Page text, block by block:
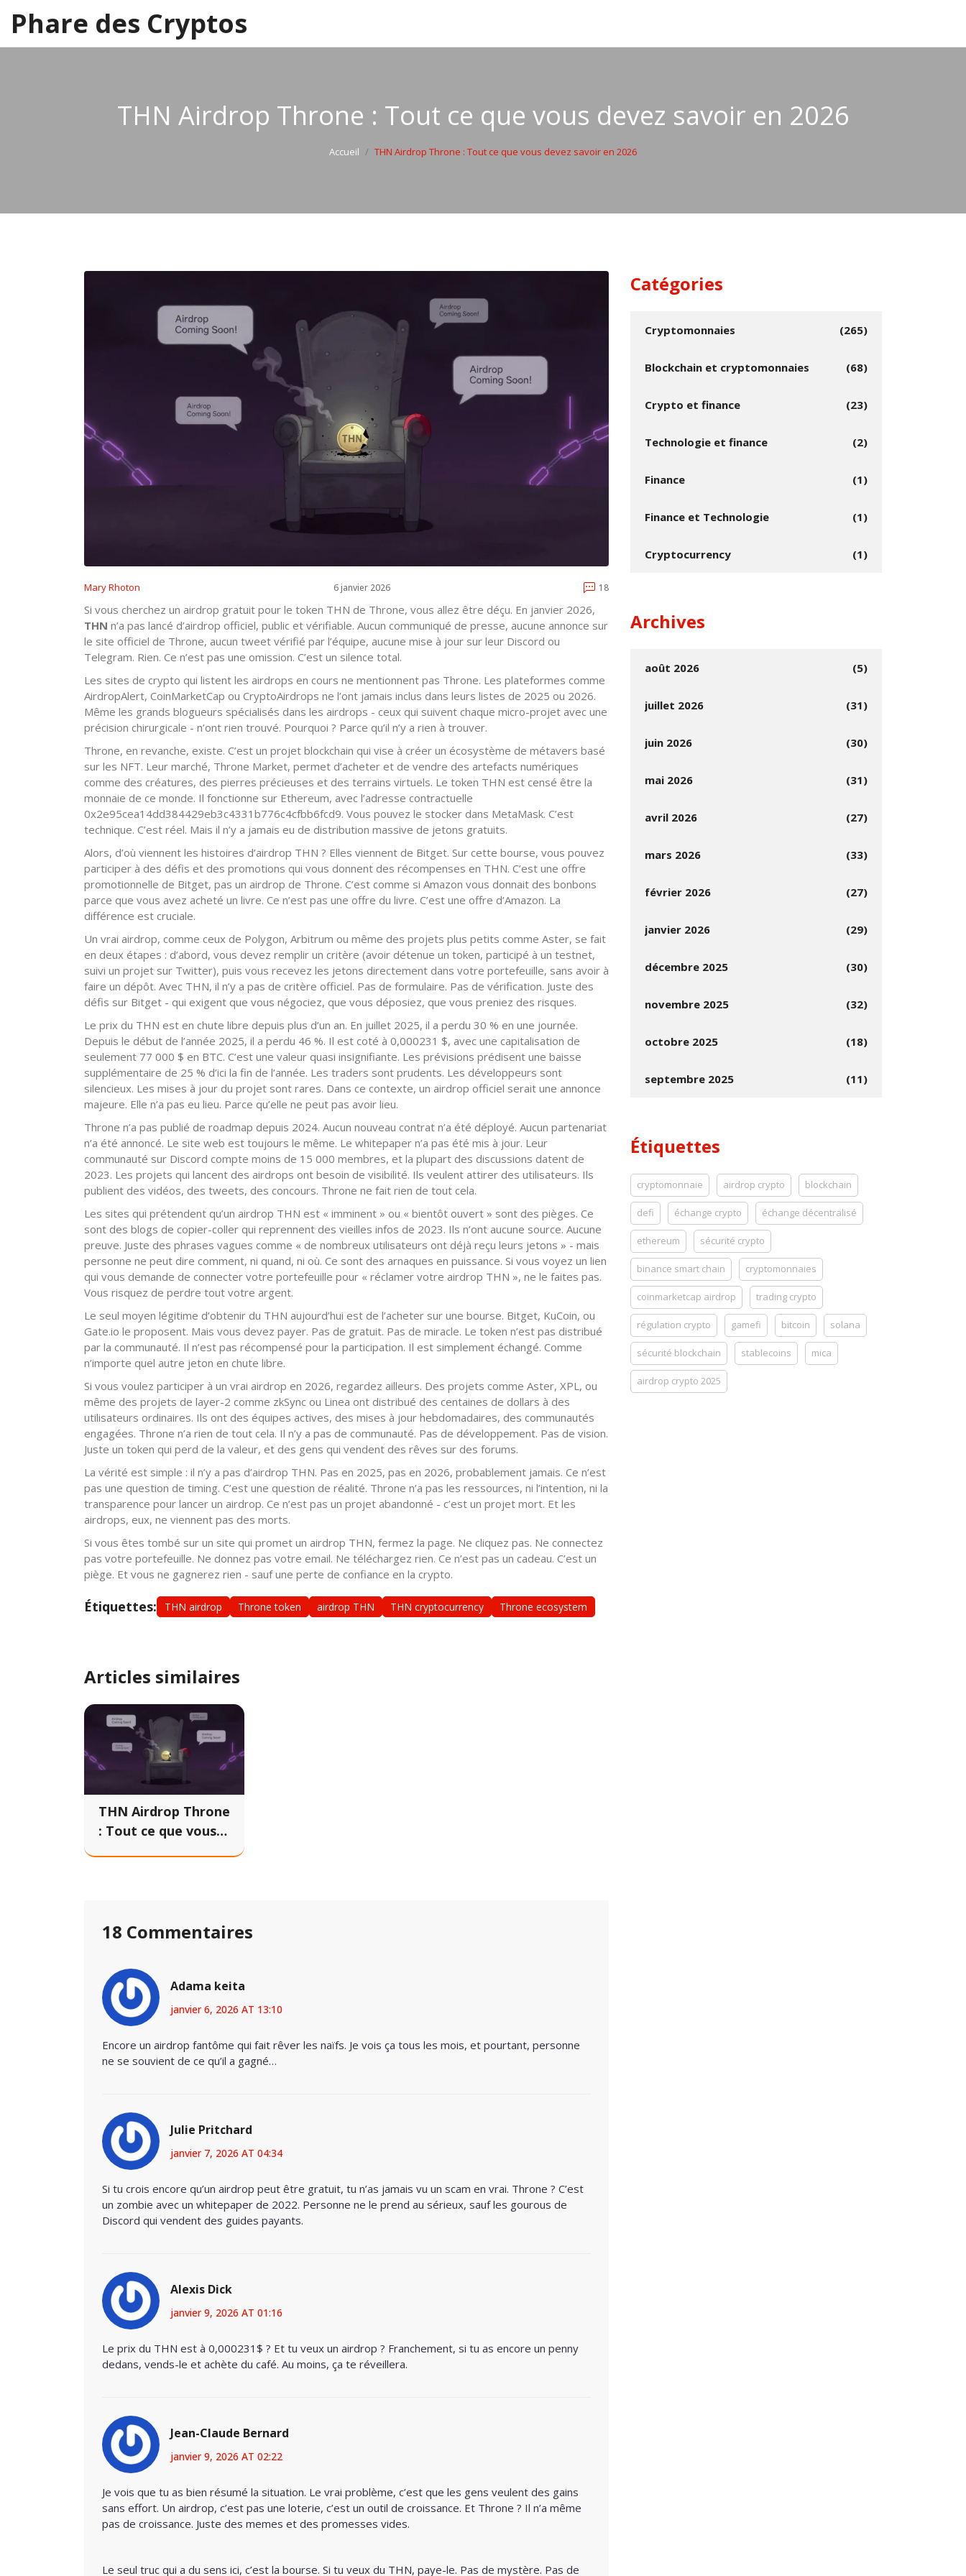
Phare des Cryptos
THN Airdrop Throne : Tout ce que vous devez savoir en 2026
Accueil THN Airdrop Throne : Tout ce que vous devez savoir en 2026
Mary Rhoton 6 janvier 2026 18
Si vous cherchez un airdrop gratuit pour le token THN de Throne, vous allez être déçu. En janvier 2026,
THN n’a pas lancé d’airdrop officiel, public et vérifiable. Aucun communiqué de presse, aucune annonce sur
le site officiel de Throne, aucun tweet vérifié par l’équipe, aucune mise à jour sur leur Discord ou
Telegram. Rien. Ce n’est pas une omission. C’est un silence total.
Les sites de crypto qui listent les airdrops en cours ne mentionnent pas Throne. Les plateformes comme
AirdropAlert, CoinMarketCap ou CryptoAirdrops ne l’ont jamais inclus dans leurs listes de 2025 ou 2026.
Même les grands blogueurs spécialisés dans les airdrops - ceux qui suivent chaque micro-projet avec une
précision chirurgicale - n’ont rien trouvé. Pourquoi ? Parce qu’il n’y a rien à trouver.
Throne, en revanche, existe. C’est un projet blockchain qui vise à créer un écosystème de métavers basé
sur les NFT. Leur marché, Throne Market, permet d’acheter et de vendre des artefacts numériques
comme des créatures, des pierres précieuses et des terrains virtuels. Le token THN est censé être la
monnaie de ce monde. Il fonctionne sur Ethereum, avec l’adresse contractuelle
0x2e95cea14dd384429eb3c4331b776c4cfbb6fcd9. Vous pouvez le stocker dans MetaMask. C’est
technique. C’est réel. Mais il n’y a jamais eu de distribution massive de jetons gratuits.
Alors, d’où viennent les histoires d’airdrop THN ? Elles viennent de Bitget. Sur cette bourse, vous pouvez
participer à des défis et des promotions qui vous donnent des récompenses en THN. C’est une offre
promotionnelle de Bitget, pas un airdrop de Throne. C’est comme si Amazon vous donnait des bonbons
parce que vous avez acheté un livre. Ce n’est pas une offre du livre. C’est une offre d’Amazon. La
différence est cruciale.
Un vrai airdrop, comme ceux de Polygon, Arbitrum ou même des projets plus petits comme Aster, se fait
en deux étapes : d’abord, vous devez remplir un critère (avoir détenue un token, participé à un testnet,
suivi un projet sur Twitter), puis vous recevez les jetons directement dans votre portefeuille, sans avoir à
faire un dépôt. Avec THN, il n’y a pas de critère officiel. Pas de formulaire. Pas de vérification. Juste des
défis sur Bitget - qui exigent que vous négociez, que vous déposiez, que vous preniez des risques.
Le prix du THN est en chute libre depuis plus d’un an. En juillet 2025, il a perdu 30 % en une journée.
Depuis le début de l’année 2025, il a perdu 46 %. Il est coté à 0,000231 $, avec une capitalisation de
seulement 77 000 $ en BTC. C’est une valeur quasi insignifiante. Les prévisions prédisent une baisse
supplémentaire de 25 % d’ici la fin de l’année. Les traders sont prudents. Les développeurs sont
silencieux. Les mises à jour du projet sont rares. Dans ce contexte, un airdrop officiel serait une annonce
majeure. Elle n’a pas eu lieu. Parce qu’elle ne peut pas avoir lieu.
Throne n’a pas publié de roadmap depuis 2024. Aucun nouveau contrat n’a été déployé. Aucun partenariat
n’a été annoncé. Le site web est toujours le même. Le whitepaper n’a pas été mis à jour. Leur
communauté sur Discord compte moins de 15 000 membres, et la plupart des discussions datent de
2023. Les projets qui lancent des airdrops ont besoin de visibilité. Ils veulent attirer des utilisateurs. Ils
publient des vidéos, des tweets, des concours. Throne ne fait rien de tout cela.
Les sites qui prétendent qu’un airdrop THN est « imminent » ou « bientôt ouvert » sont des pièges. Ce
sont des blogs de copier-coller qui reprennent des vieilles infos de 2023. Ils n’ont aucune source. Aucune
preuve. Juste des phrases vagues comme « de nombreux utilisateurs ont déjà reçu leurs jetons » - mais
personne ne peut dire comment, ni quand, ni où. Ce sont des arnaques en puissance. Si vous voyez un lien
qui vous demande de connecter votre portefeuille pour « réclamer votre airdrop THN », ne le faites pas.
Vous risquez de perdre tout votre argent.
Le seul moyen légitime d’obtenir du THN aujourd’hui est de l’acheter sur une bourse. Bitget, KuCoin, ou
Gate.io le proposent. Mais vous devez payer. Pas de gratuit. Pas de miracle. Le token n’est pas distribué
par la communauté. Il n’est pas récompensé pour la participation. Il est simplement échangé. Comme
n’importe quel autre jeton en chute libre.
Si vous voulez participer à un vrai airdrop en 2026, regardez ailleurs. Des projets comme Aster, XPL, ou
même des projets de layer-2 comme zkSync ou Linea ont distribué des centaines de dollars à des
utilisateurs ordinaires. Ils ont des équipes actives, des mises à jour hebdomadaires, des communautés
engagées. Throne n’a rien de tout cela. Il n’y a pas de communauté. Pas de développement. Pas de vision.
Juste un token qui perd de la valeur, et des gens qui vendent des rêves sur des forums.
La vérité est simple : il n’y a pas d’airdrop THN. Pas en 2025, pas en 2026, probablement jamais. Ce n’est
pas une question de timing. C’est une question de réalité. Throne n’a pas les ressources, ni l’intention, ni la
transparence pour lancer un airdrop. Ce n’est pas un projet abandonné - c’est un projet mort. Et les
airdrops, eux, ne viennent pas des morts.
Si vous êtes tombé sur un site qui promet un airdrop THN, fermez la page. Ne cliquez pas. Ne connectez
pas votre portefeuille. Ne donnez pas votre email. Ne téléchargez rien. Ce n’est pas un cadeau. C’est un
piège. Et vous ne gagnerez rien - sauf une perte de confiance en la crypto.
Étiquettes: THN airdrop Throne token airdrop THN THN cryptocurrency Throne ecosystem
Articles similaires
THN Airdrop Throne
: Tout ce que vous
18 Commentaires
Adama keita
janvier 6, 2026 AT 13:10
Encore un airdrop fantôme qui fait rêver les naïfs. Je vois ça tous les mois, et pourtant, personne
ne se souvient de ce qu’il a gagné…
Julie Pritchard
janvier 7, 2026 AT 04:34
Si tu crois encore qu’un airdrop peut être gratuit, tu n’as jamais vu un scam en vrai. Throne ? C’est
un zombie avec un whitepaper de 2022. Personne ne le prend au sérieux, sauf les gourous de
Discord qui vendent des guides payants.
Alexis Dick
janvier 9, 2026 AT 01:16
Le prix du THN est à 0,000231$ ? Et tu veux un airdrop ? Franchement, si tu as encore un penny
dedans, vends-le et achète du café. Au moins, ça te réveillera.
Jean-Claude Bernard
janvier 9, 2026 AT 02:22
Je vois que tu as bien résumé la situation. Le vrai problème, c’est que les gens veulent des gains
sans effort. Un airdrop, c’est pas une loterie, c’est un outil de croissance. Et Throne ? Il n’a même
pas de croissance. Juste des memes et des promesses vides.
Le seul truc qui a du sens ici, c’est la bourse. Si tu veux du THN, paye-le. Pas de mystère. Pas de
Catégories
Cryptomonnaies (265)
Blockchain et cryptomonnaies (68)
Crypto et finance (23)
Technologie et finance (2)
Finance (1)
Finance et Technologie (1)
Cryptocurrency (1)
Archives
août 2026 (5)
juillet 2026 (31)
juin 2026 (30)
mai 2026 (31)
avril 2026 (27)
mars 2026 (33)
février 2026 (27)
janvier 2026 (29)
décembre 2025 (30)
novembre 2025 (32)
octobre 2025 (18)
septembre 2025 (11)
Étiquettes
cryptomonnaie airdrop crypto blockchain
defi échange crypto échange décentralisé
ethereum sécurité crypto
binance smart chain cryptomonnaies
coinmarketcap airdrop trading crypto
régulation crypto gamefi bitcoin solana
sécurité blockchain stablecoins mica
airdrop crypto 2025